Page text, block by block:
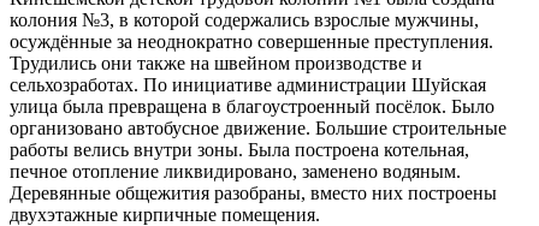
колония №3, в которой содержались взрослые мужчины,
осуждённые за неоднократно совершенные преступления.
Трудились они также на швейном производстве и
сельхозработах. По инициативе администрации Шуйская
улица была превращена в благоустроенный посёлок. Было
организовано автобусное движение. Большие строительные
работы велись внутри зоны. Была построена котельная,
печное отопление ликвидировано, заменено водяным.
Деревянные общежития разобраны, вместо них построены
двухэтажные кирпичные помещения.